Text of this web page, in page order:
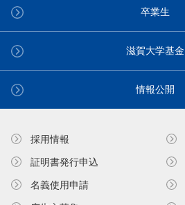
卒業生
滋賀大学基金
情報公開
採用情報
証明書発⾏申込
名義使⽤申請